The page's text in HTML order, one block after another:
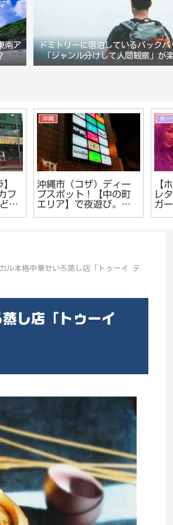
南ア
ドミトリーに宿泊しているバックパ
「ジャンル分けして人間観察」が楽
フ
う
沖縄
沖縄市（コザ）ディー
プスポット！【中の町
エリア】で夜遊び。キ
ホー
【
レ
ガ
ル本格中華せいろ蒸し店「トゥーイ テ
し店「トゥーイ